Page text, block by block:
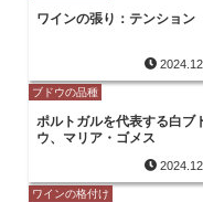
ワインの張り：テンション
ブドウの品種
ポルトガルを代表する白ブ
ウ、マリア・ゴメス
ワインの格付け